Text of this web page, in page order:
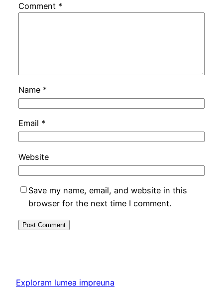
Comment *
Name *
Email *
Website
Save my name, email, and website in this
browser for the next time I comment.
Exploram lumea impreuna